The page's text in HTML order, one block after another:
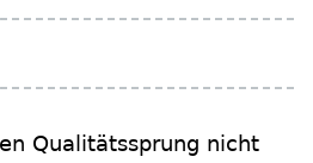
Qualitätssprung nicht